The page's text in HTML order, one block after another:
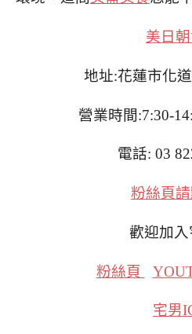
美日
地址:花蓮市化
營業時間:7:30-
電話: 03
粉絲頁
歡迎加入
粉絲頁
宅男